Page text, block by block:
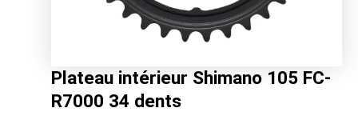
Plateau intérieur Shimano 105 FC-
R7000 34 dents